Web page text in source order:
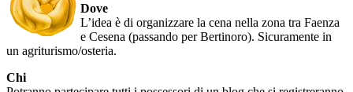
Dove
L’idea è di organizzare la cena nella zona tra Faenza
e Cesena (passando per Bertinoro). Sicuramente in
un agriturismo/osteria.
Chi